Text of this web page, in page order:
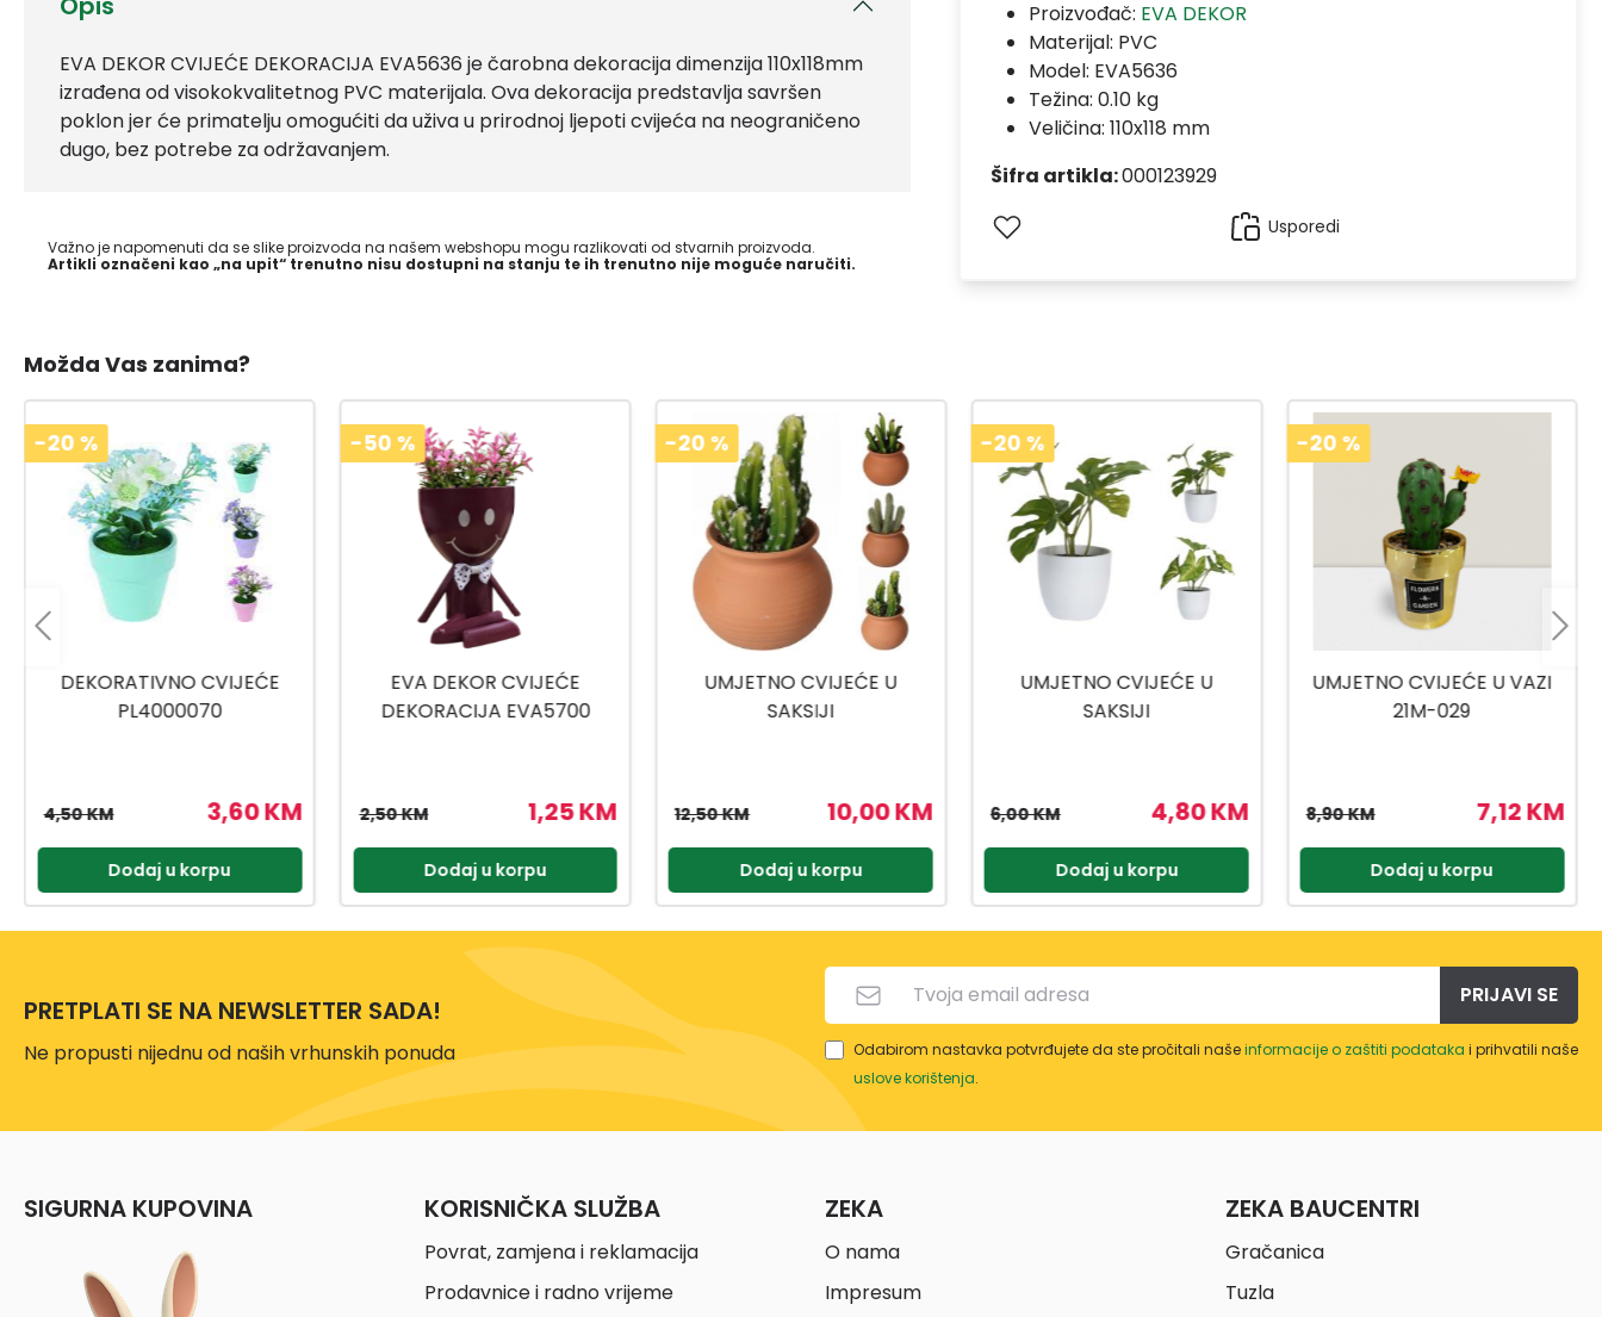
EVA DEKOR CVIJEĆE DEKORACIJA EVA5636 je čarobna dekoracija dimenzija 110x118mm
izrađena od visokokvalitetnog PVC materijala. Ova dekoracija predstavlja savršen
poklon jer će primatelju omogućiti da uživa u prirodnoj ljepoti cvijeća na neograničeno
dugo, bez potrebe za održavanjem.
Važno je napomenuti da se slike proizvoda na našem webshopu mogu razlikovati od stvarnih proizvoda.
Artikli označeni kao „na upit“ trenutno nisu dostupni na stanju te ih trenutno nije moguće naručiti.
Proizvođač: EVA DEKOR
Materijal: PVC
Model: EVA5636
Težina: 0.10 kg
Veličina: 110x118 mm
Šifra artikla:000123929
Usporedi
Možda Vas zanima?
-50 %
EVA DEKOR CVIJEĆE
DEKORACIJA EVA5700
1,25 KM
2,50 KM
Dodaj u korpu
-20 %
UMJETNO CVIJEĆE U
SAKSIJI
10,00 KM
12,50 KM
Dodaj u korpu
-20 %
UMJETNO CVIJEĆE U
SAKSIJI
4,80 KM
6,00 KM
Dodaj u korpu
-20 %
UMJETNO CVIJEĆE U VAZI
21M-029
7,12 KM
8,90 KM
Dodaj u korpu
-20 %
UMJETNO CVIJEĆE U
SAKSIJI 12X26CM
23,12 KM
28,90 KM
Dodaj u korpu
PRETPLATI SE NA NEWSLETTER SADA!
Ne propusti nijednu od naših vrhunskih ponuda
PRIJAVI SE
Odabirom nastavka potvrđujete da ste pročitali našeinformacije o zaštiti podataka i prihvatili naše
uslove korištenja.
SIGURNA KUPOVINA KORISNIČKA SLUŽBA
Povrat, zamjena i reklamacija
Prodavnice i radno vrijeme
ZEKA
O nama
Impresum
ZEKA BAUCENTRI
Gračanica
Tuzla